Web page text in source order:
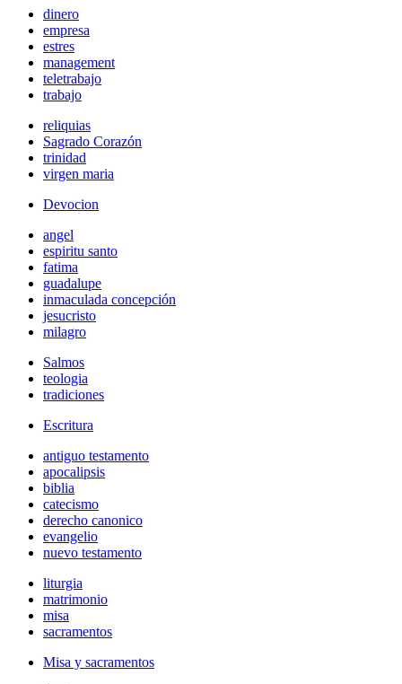
dinero
empresa
estres
management
teletrabajo
trabajo
reliquias
Sagrado Corazón
trinidad
virgen maria
Devocion
angel
espiritu santo
fatima
guadalupe
inmaculada concepción
jesucristo
milagro
Salmos
teologia
tradiciones
Escritura
antiguo testamento
apocalipsis
biblia
catecismo
derecho canonico
evangelio
nuevo testamento
liturgia
matrimonio
misa
sacramentos
Misa y sacramentos